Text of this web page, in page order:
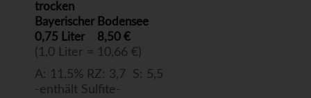
trocken
Bayerischer Bodensee
0,75 Liter
8,50 €
(1,0 Liter = 10,66 €)
A: 11,5% RZ: 3,7 S: 5,5
-enthält Sulfite-